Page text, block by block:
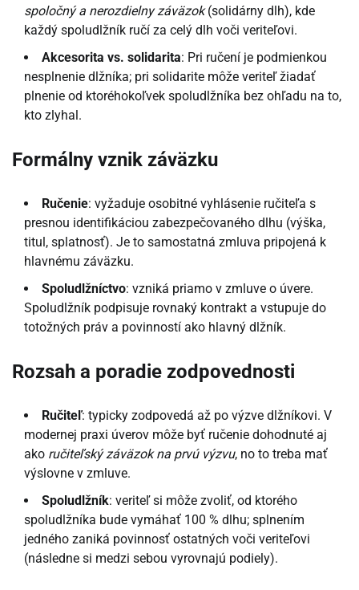
spoločný a nerozdielny záväzok(solidárny dlh), kde
každý spoludlžník ručí za celý dlh voči veriteľovi.
Akcesorita vs. solidarita: Pri ručení je podmienkou
nesplnenie dlžníka; pri solidarite môže veriteľ žiadať
plnenie od ktoréhokoľvek spoludlžníka bez ohľadu na to,
kto zlyhal.
Formálny vznik záväzku
Ručenie: vyžaduje osobitné vyhlásenie ručiteľa s
presnou identifikáciou zabezpečovaného dlhu (výška,
titul, splatnosť). Je to samostatná zmluva pripojená k
hlavnému záväzku.
Spoludlžníctvo: vzniká priamo v zmluve o úvere.
Spoludlžník podpisuje rovnaký kontrakt a vstupuje do
totožných práv a povinností ako hlavný dlžník.
Rozsah a poradie zodpovednosti
Ručiteľ: typicky zodpovedá až po výzve dlžníkovi. V
modernej praxi úverov môže byť ručenie dohodnuté aj
ako ručiteľský záväzok na prvú výzvu, no to treba mať
výslovne v zmluve.
Spoludlžník: veriteľ si môže zvoliť, od ktorého
spoludlžníka bude vymáhať 100 % dlhu; splnením
jedného zaniká povinnosť ostatných voči veriteľovi
(následne si medzi sebou vyrovnajú podiely).